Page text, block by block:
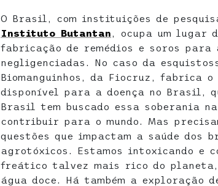
O Brasil, com instituições de
Instituto Butantan, ocupa um lugar
fabricação de remédios e soros para
negligenciadas. No caso da
Biomanguinhos, da Fiocruz, fabrica o
disponível para a doença no Brasil,
Brasil tem buscado essa soberania
contribuir para o mundo. Mas
questões que impactam a saúde dos
agrotóxicos. Estamos intoxicando e
freático talvez mais rico do planeta,
água doce. Há também a exploração